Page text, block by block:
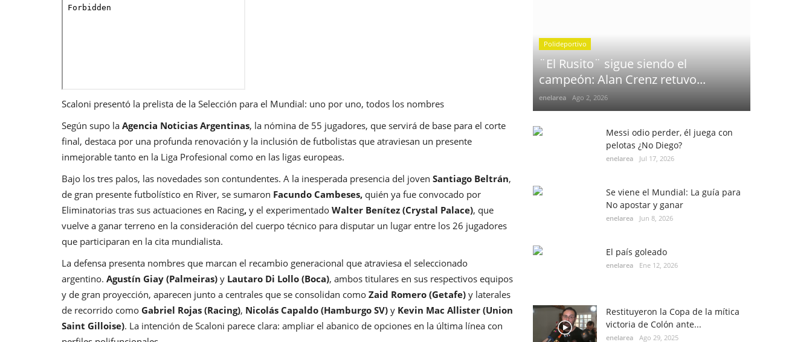
Scaloni presentó la prelista de la Selección para el Mundial: uno por uno, todos los nombres
Según supo la Agencia Noticias Argentinas, la nómina de 55 jugadores, que servirá de base para el corte
final, destaca por una profunda renovación y la inclusión de futbolistas que atraviesan un presente
inmejorable tanto en la Liga Profesional como en las ligas europeas.
Bajo los tres palos, las novedades son contundentes. A la inesperada presencia del joven Santiago Beltrán,
de gran presente futbolístico en River, se sumaron Facundo Cambeses, quién ya fue convocado por
Eliminatorias tras sus actuaciones en Racing, y el experimentado Walter Benítez (Crystal Palace), que
vuelve a ganar terreno en la consideración del cuerpo técnico para disputar un lugar entre los 26 jugadores
que participaran en la cita mundialista.
La defensa presenta nombres que marcan el recambio generacional que atraviesa el seleccionado
argentino. Agustín Giay (Palmeiras) y Lautaro Di Lollo (Boca), ambos titulares en sus respectivos equipos
y de gran proyección, aparecen junto a centrales que se consolidan como Zaid Romero (Getafe) y laterales
de recorrido como Gabriel Rojas (Racing), Nicolás Capaldo (Hamburgo SV) y Kevin Mac Allister (Union
Saint Gilloise). La intención de Scaloni parece clara: ampliar el abanico de opciones en la última línea con
Polideportivo
¨El Rusito¨ sigue siendo el
campeón: Alan Crenz retuvo...
enelarea Ago 2, 2026
Messi odio perder, él juega con
pelotas ¿No Diego?
enelarea Jul 17, 2026
Se viene el Mundial: La guía para
No apostar y ganar
enelarea Jun 8, 2026
El país goleado
enelarea Ene 12, 2026
Restituyeron la Copa de la mítica
victoria de Colón ante...
enelarea Ago 29, 2025